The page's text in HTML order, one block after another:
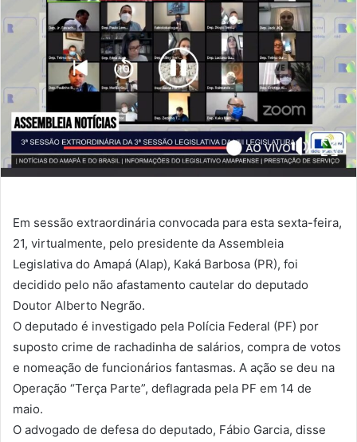
Em sessão extraordinária convocada para esta sexta-feira,
21, virtualmente, pelo presidente da Assembleia
Legislativa do Amapá (Alap), Kaká Barbosa (PR), foi
decidido pelo não afastamento cautelar do deputado
Doutor Alberto Negrão.
O deputado é investigado pela Polícia Federal (PF) por
suposto crime de rachadinha de salários, compra de votos
e nomeação de funcionários fantasmas. A ação se deu na
Operação “Terça Parte”, deflagrada pela PF em 14 de
maio.
O advogado de defesa do deputado, Fábio Garcia, disse